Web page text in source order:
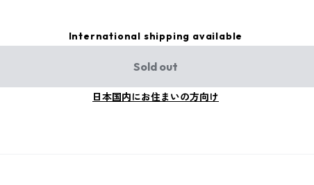
International shipping available
Sold out
日本国内にお住まいの方向け